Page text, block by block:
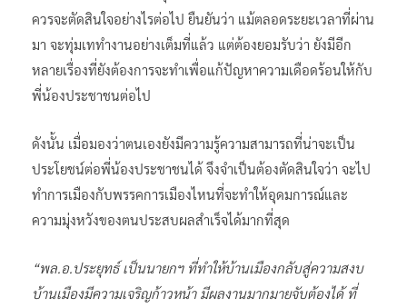
ควรจะตัดสินใจอย่างไรต่อไป ยืนยันว่า แม้ตลอดระยะเวลาที่ผ่าน
มา จะทุ่มเททำงานอย่างเต็มที่แล้ว แต่ต้องยอมรับว่า ยังมีอีก
หลายเรื่องที่ยังต้องการจะทำเพื่อแก้ปัญหาความเดือดร้อนให้กับ
พี่น้องประชาชนต่อไป
ดังนั้น เมื่อมองว่าตนเองยังมีความรู้ความสามารถที่น่าจะเป็น
ประโยชน์ต่อพี่น้องประชาชนได้ จึงจำเป็นต้องตัดสินใจว่า จะไป
ทำการเมืองกับพรรคการเมืองไหนที่จะทำให้อุดมการณ์และ
ความมุ่งหวังของตนประสบผลสำเร็จได้มากที่สุด
“พล.อ.ประยุทธ์ เป็นนายกฯ ที่ทำให้บ้านเมืองกลับสู่ความสงบ
บ้านเมืองมีความเจริญก้าวหน้า มีผลงานมากมายจับต้องได้ ที่